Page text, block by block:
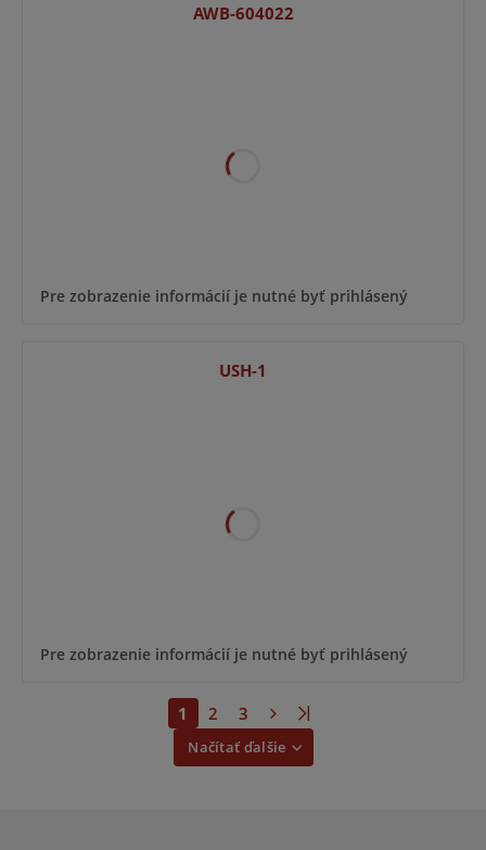
AWB-604022
Pre zobrazenie informácií je nutné byť prihlásený
USH-1
Pre zobrazenie informácií je nutné byť prihlásený
Načítať ďalšie
1 2 3